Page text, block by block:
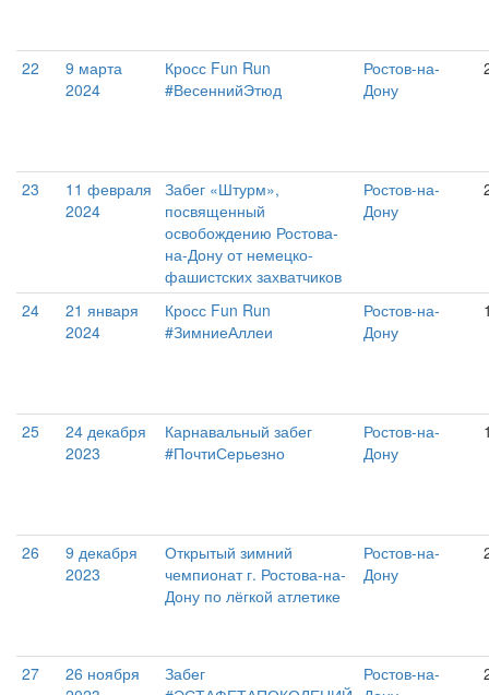
22
9 марта
2024
Кросс Fun Run
#ВесеннийЭтюд
Ростов-на-
Дону
23
11 февраля
2024
Забег «Штурм»,
посвященный
освобождению Ростова-
на-Дону от немецко-
фашистских захватчиков
Ростов-на-
Дону
24
21 января
2024
Кросс Fun Run
#ЗимниеАллеи
Ростов-на-
Дону
25
24 декабря
2023
Карнавальный забег
#ПочтиСерьезно
Ростов-на-
Дону
26
9 декабря
2023
Открытый зимний
чемпионат г. Ростова-на-
Дону по лёгкой атлетике
Ростов-на-
Дону
27
26 ноября
Забег
Ростов-на-